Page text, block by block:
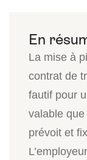
La mise à
contrat de
fautif pour
valable
prévoit et